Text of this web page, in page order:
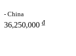
- China
36,250,000 ₫